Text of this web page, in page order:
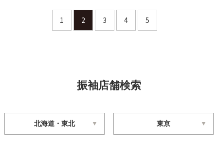
1 2 3 4 5
振袖店舗検索
北海道・東北 東京